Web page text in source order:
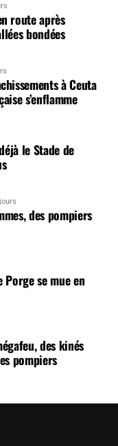
route après
bondées
à Ceuta
s’enflamme
le Stade de
des pompiers
Porge se mue en
des kinés
pompiers